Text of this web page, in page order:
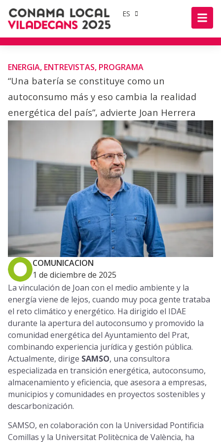
ES
ENERGIA, ENTREVISTAS, PROGRAMA
“Una batería se constituye como un
autoconsumo más y eso cambia la realidad
energética del país”, advierte Joan Herrera
COMUNICACION
1 de diciembre de 2025
La vinculación de Joan con el medio ambiente y la
energía viene de lejos, cuando muy poca gente trataba
el reto climático y energético. Ha dirigido el IDAE
durante la apertura del autoconsumo y promovido la
comunidad energética del Ayuntamiento del Prat,
combinando experiencia jurídica y gestión pública.
Actualmente, dirige SAMSO, una consultora
especializada en transición energética, autoconsumo,
almacenamiento y eficiencia, que asesora a empresas,
municipios y comunidades en proyectos sostenibles y
descarbonización.
SAMSO, en colaboración con la Universidad Pontificia
Comillas y la Universitat Politècnica de València, ha